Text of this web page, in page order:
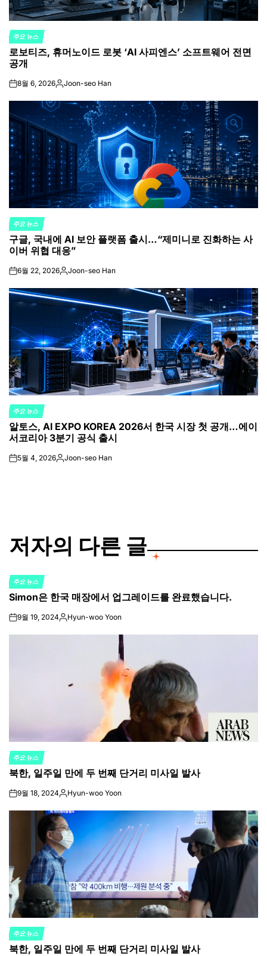
POSTED
IN
주요 뉴스
로보티즈, 휴머노이드 로봇 ‘AI 사피엔스’ 소프트웨어 전면
공개
on8월 6, 2026Posted
Joon-seo Han
POSTED
IN
주요 뉴스
구글, 국내에 AI 보안 플랫폼 출시…“제미니로 진화하는 사
이버 위협 대응”
on6월 22, 2026Posted
Joon-seo Han
POSTED
IN
주요 뉴스
알토스, AI EXPO KOREA 2026서 한국 시장 첫 공개…에이
서코리아 3분기 공식 출시
on5월 4, 2026Posted
Joon-seo Han
저자의 다른 글
POSTED
IN
주요 뉴스
Simon은 한국 매장에서 업그레이드를 완료했습니다.
on9월 19, 2024Posted
Hyun-woo Yoon
POSTED
IN
주요 뉴스
북한, 일주일 만에 두 번째 단거리 미사일 발사
on9월 18, 2024Posted
Hyun-woo Yoon
POSTED
IN
주요 뉴스
북한, 일주일 만에 두 번째 단거리 미사일 발사